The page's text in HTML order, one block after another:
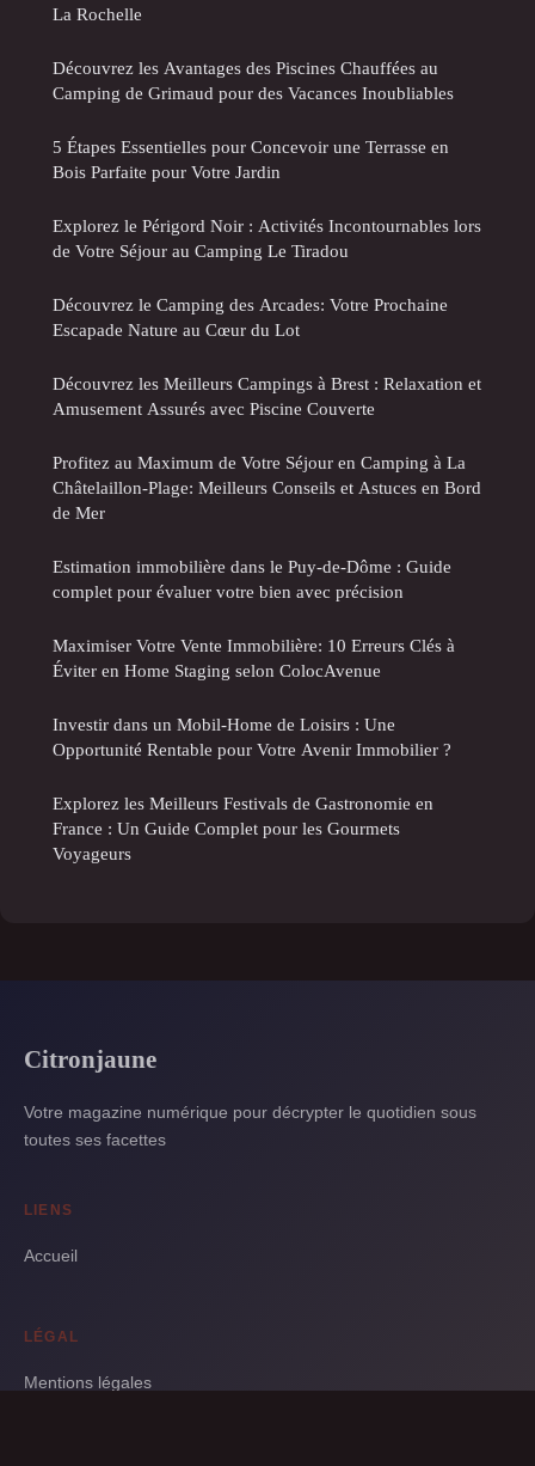
La Rochelle
Découvrez les Avantages des Piscines Chauffées au
Camping de Grimaud pour des Vacances Inoubliables
5 Étapes Essentielles pour Concevoir une Terrasse en
Bois Parfaite pour Votre Jardin
Explorez le Périgord Noir : Activités Incontournables lors
de Votre Séjour au Camping Le Tiradou
Découvrez le Camping des Arcades: Votre Prochaine
Escapade Nature au Cœur du Lot
Découvrez les Meilleurs Campings à Brest : Relaxation et
Amusement Assurés avec Piscine Couverte
Profitez au Maximum de Votre Séjour en Camping à La
Châtelaillon-Plage: Meilleurs Conseils et Astuces en Bord
de Mer
Estimation immobilière dans le Puy-de-Dôme : Guide
complet pour évaluer votre bien avec précision
Maximiser Votre Vente Immobilière: 10 Erreurs Clés à
Éviter en Home Staging selon ColocAvenue
Investir dans un Mobil-Home de Loisirs : Une
Opportunité Rentable pour Votre Avenir Immobilier ?
Explorez les Meilleurs Festivals de Gastronomie en
France : Un Guide Complet pour les Gourmets
Voyageurs
Citronjaune
Votre magazine numérique pour décrypter le quotidien sous
toutes ses facettes
LIENS
Accueil
LÉGAL
Mentions légales